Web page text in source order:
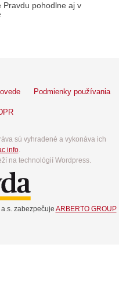
Pravdu pohodlne aj v
Podmienky používania
sú vyhradené a vykonáva ich
info.
na technológií Wordpress.
zabezpečuje ARBERTO GROUP